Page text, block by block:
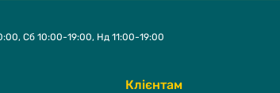
Клієнтам
Сб 10:00-19:00, Нд 11:00-19:00